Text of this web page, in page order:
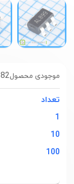
82موجودی محصول
تعداد
1
10
100